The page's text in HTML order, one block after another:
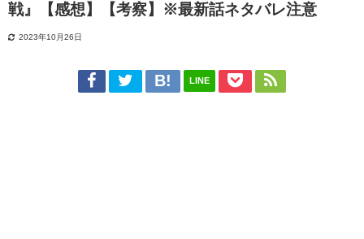
戦』【感想】【考察】※最新話ネタバレ注意
2023年10月26日
LINE